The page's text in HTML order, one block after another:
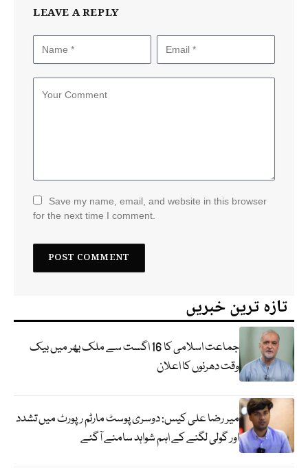
LEAVE A REPLY
Save my name, email, and website in this browser
for the next time I comment.
تازہ ترین خبریں
جماعت اسلامی کا 16 اگست سے ملک بھر میں بیک
وقت دھرنوں کا اعلان
میر رضا علی کیس: دوسری پوسٹ مارٹم رپورٹ میں تشدد
اور گولی لگنے کے اہم شواہد سامنے آگئے